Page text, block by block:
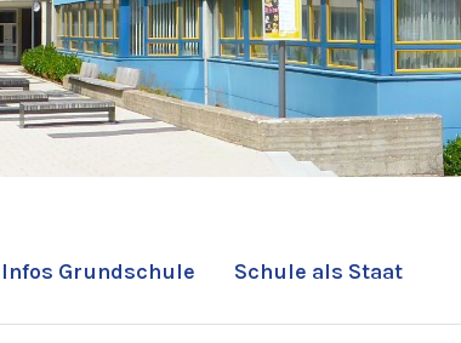
Infos Grundschule Schule als Staat